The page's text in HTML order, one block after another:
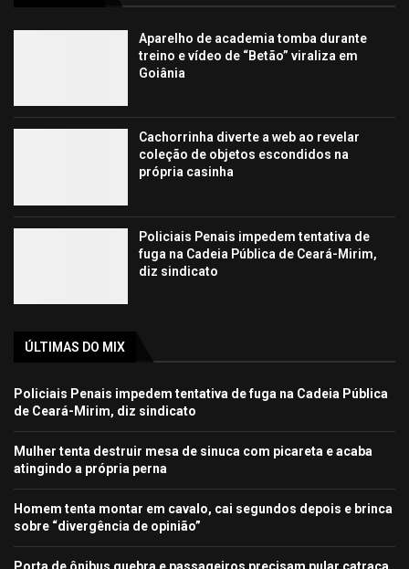
Aparelho de academia tomba durante
treino e vídeo de “Betão” viraliza em
Goiânia
Cachorrinha diverte a web ao revelar
coleção de objetos escondidos na
própria casinha
Policiais Penais impedem tentativa de
fuga na Cadeia Pública de Ceará-Mirim,
diz sindicato
ÚLTIMAS DO MIX
Policiais Penais impedem tentativa de fuga na Cadeia Pública
de Ceará-Mirim, diz sindicato
Mulher tenta destruir mesa de sinuca com picareta e acaba
atingindo a própria perna
Homem tenta montar em cavalo, cai segundos depois e brinca
sobre “divergência de opinião”